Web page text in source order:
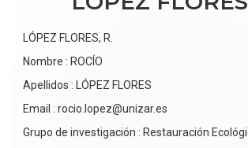
LÓPEZ FLORES, R.
Nombre : ROCÍO
Apellidos : LÓPEZ FLORES
Email : rocio.lopez@unizar.es
Grupo de investigación : Restauración